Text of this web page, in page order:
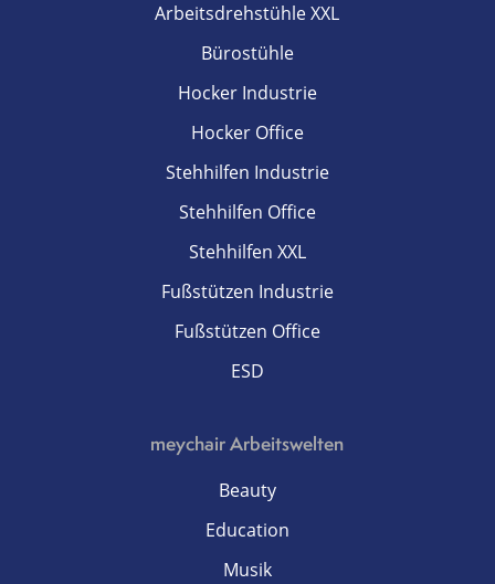
Arbeitsdrehstühle XXL
Bürostühle
Hocker Industrie
Hocker Office
Stehhilfen Industrie
Stehhilfen Office
Stehhilfen XXL
Fußstützen Industrie
Fußstützen Office
ESD
meychair Arbeitswelten
Beauty
Education
Musik